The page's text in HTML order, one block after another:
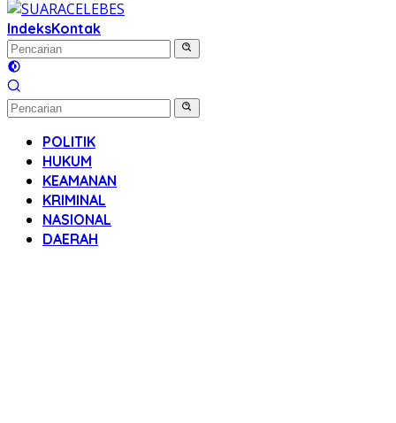
IndeksKontak
POLITIK
HUKUM
KEAMANAN
KRIMINAL
NASIONAL
DAERAH